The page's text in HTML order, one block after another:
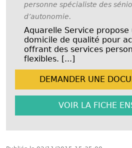
personne spécialiste des
d’autonomie.
Aquarelle Service propose
domicile de qualité pour
offrant des services
flexibles. [...]
DEMANDER UNE
VOIR LA FICHE